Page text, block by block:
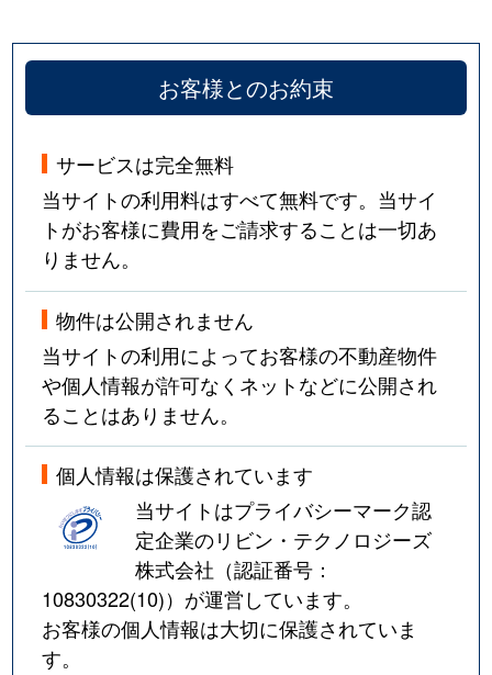
お客様とのお約束
サービスは完全無料
当サイトの利用料はすべて無料です。当サイ
トがお客様に費用をご請求することは一切あ
りません。
物件は公開されません
当サイトの利用によってお客様の不動産物件
や個人情報が許可なくネットなどに公開され
ることはありません。
個人情報は保護されています
当サイトはプライバシーマーク認
定企業のリビン・テクノロジーズ
株式会社（認証番号：
10830322(10)）が運営しています。
お客様の個人情報は大切に保護されていま
す。